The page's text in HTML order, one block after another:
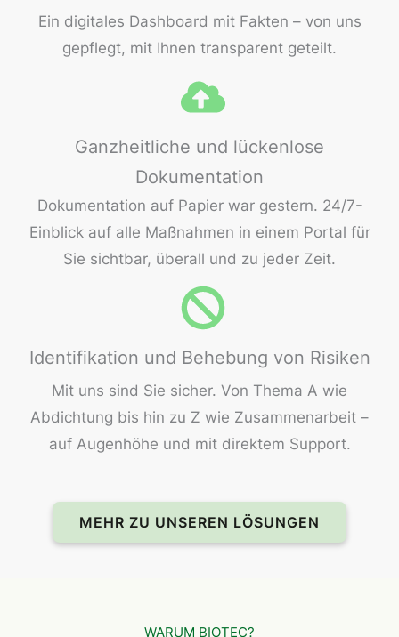
Ein digitales Dashboard mit Fakten – von uns
gepflegt, mit Ihnen transparent geteilt.
Ganzheitliche und lückenlose
Dokumentation
Dokumentation auf Papier war gestern. 24/7-
Einblick auf alle Maßnahmen in einem Portal für
Sie sichtbar, überall und zu jeder Zeit.
Identifikation und Behebung von Risiken
Mit uns sind Sie sicher. Von Thema A wie
Abdichtung bis hin zu Z wie Zusammenarbeit –
auf Augenhöhe und mit direktem Support.
MEHR ZU UNSEREN LÖSUNGEN
WARUM BIOTEC?